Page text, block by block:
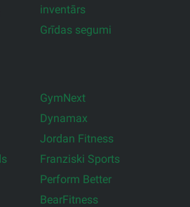
inventārs
Grīdas segumi
GymNext
Dynamax
Jordan Fitness
Franziski Sports
Perform Better
BearFitness